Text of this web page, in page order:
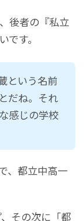
後者の『私立
す。
という名前
だね。それ
感じの学校
、都立中高一
その次に「都